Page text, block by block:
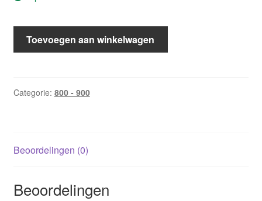
CHR
814:
haar
Johnson
Toevoegen aan winkelwagen
Categorie: 800 - 900
Beoordelingen (0)
Beoordelingen